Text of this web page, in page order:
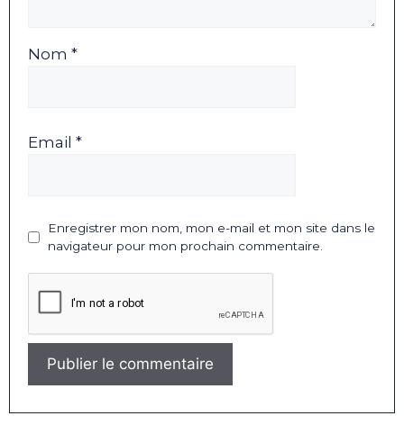
Nom *
Email *
Enregistrer mon nom, mon e-mail et mon site dans le
navigateur pour mon prochain commentaire.